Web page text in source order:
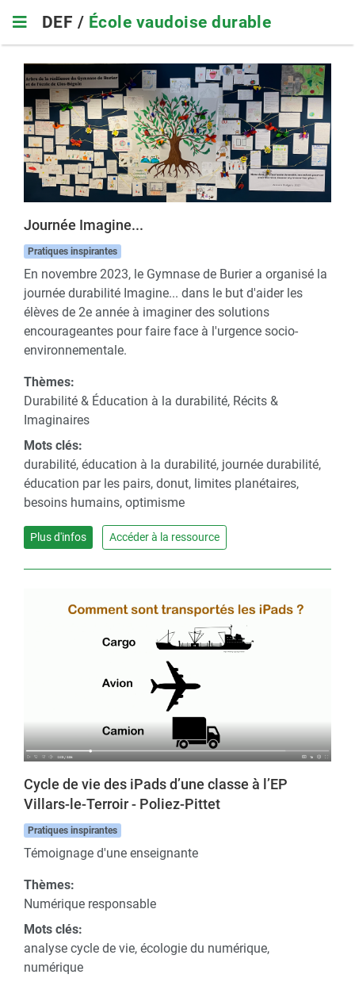
main
navigation
DEF / École vaudoise durable
Journée Imagine...
Pratiques inspirantes
En novembre 2023, le Gymnase de Burier a organisé la
journée durabilité Imagine... dans le but d'aider les
élèves de 2e année à imaginer des solutions
encourageantes pour faire face à l'urgence socio-
environnementale.
Thèmes:
Durabilité & Éducation à la durabilité, Récits &
Imaginaires
Mots clés:
durabilité, éducation à la durabilité, journée durabilité,
éducation par les pairs, donut, limites planétaires,
besoins humains, optimisme
Plus d'infos Accéder à la ressource
Cycle de vie des iPads d’une classe à l’EP
Villars-le-Terroir - Poliez-Pittet
Pratiques inspirantes
Témoignage d'une enseignante
Thèmes:
Numérique responsable
Mots clés:
analyse cycle de vie, écologie du numérique,
numérique